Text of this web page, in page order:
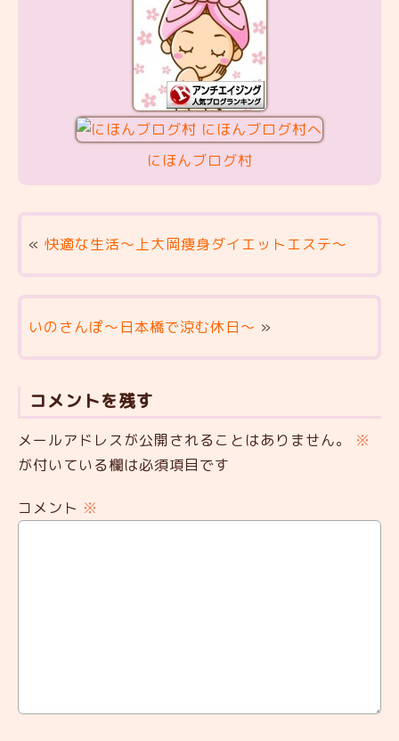
にほんブログ村
«快適な生活～上大岡痩身ダイエットエステ～
いのさんぽ～日本橋で涼む休日～ »
コメントを残す
メールアドレスが公開されることはありません。
※
が付いている欄は必須項目です
コメント ※